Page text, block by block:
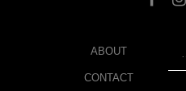
ABOUT
CONTACT